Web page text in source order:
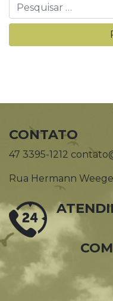
CONTATO
47 3395-1212
Rua Hermann